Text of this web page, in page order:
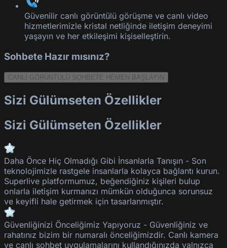
Güvenilir canlı görüntülü görüşme ve canlı video
hizmetlerimizle kristal netliğinde iletişim deneyimi
yaşayın ve her etkileşimi kişiselleştirin.
Sohbete Hazır mısınız?
CANLI GÖRÜNTÜLÜ SOHBETE HEMEN BAŞLAYIN
Sizi Gülümseten Özellikler
Sizi Gülümseten Özellikler
Daha Önce Hiç Olmadığı Gibi İnsanlarla Tanışın - Son
teknolojimizle rastgele insanlarla kolayca bağlantı kurun.
Superlive platformumuz, beğendiğiniz kişileri bulup
onlarla iletişim kurmanızı mümkün olduğunca sorunsuz
ve keyifli hale getirmek için tasarlanmıştır.
Güvenliğinizi Önceliğimiz Yapıyoruz - Güvenliğiniz ve
rahatınız bizim bir numaralı önceliğimizdir. Canlı kamera
ve canlı sohbet uygulamalarını kullandığınızda yalnızca